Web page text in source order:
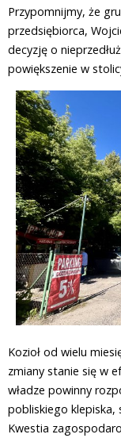
Przypomnijmy, że
przedsiębiorca,
decyzję o
powiększenie w
Kozioł od wielu
zmiany stanie się w
władze powinny
pobliskiego klepiska,
Kwestia